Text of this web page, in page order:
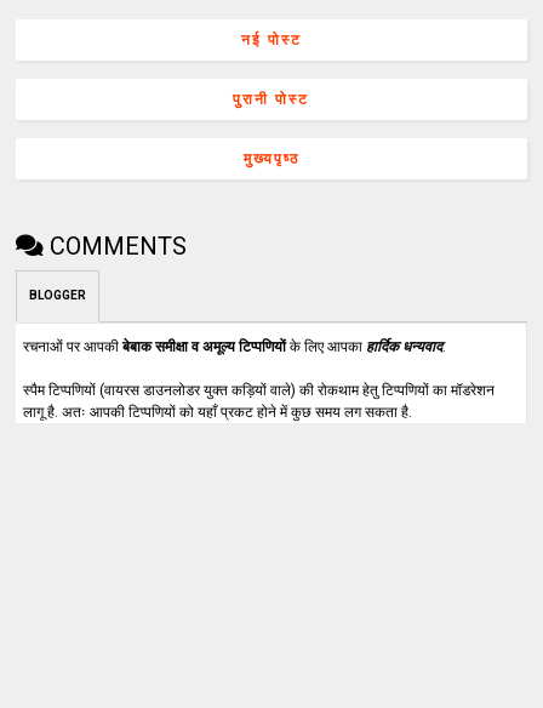
नई पोस्ट
पुरानी पोस्ट
मुख्यपृष्ठ
COMMENTS
BLOGGER
रचनाओं पर आपकीबेबाक समीक्षा व अमूल्य टिप्पणियोंके लिए आपका हार्दिक धन्यवाद.
स्पैम टिप्पणियों (वायरस डाउनलोडर युक्त कड़ियों वाले) की रोकथाम हेतु टिप्पणियों का मॉडरेशन
लागू है. अतः आपकी टिप्पणियों को यहाँ प्रकट होने में कुछ समय लग सकता है.